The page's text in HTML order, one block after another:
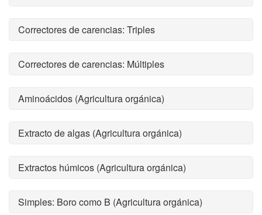
Correctores de carencias: Triples
Correctores de carencias: Múltiples
Aminoácidos (Agricultura orgánica)
Extracto de algas (Agricultura orgánica)
Extractos húmicos (Agricultura orgánica)
Simples: Boro como B (Agricultura orgánica)